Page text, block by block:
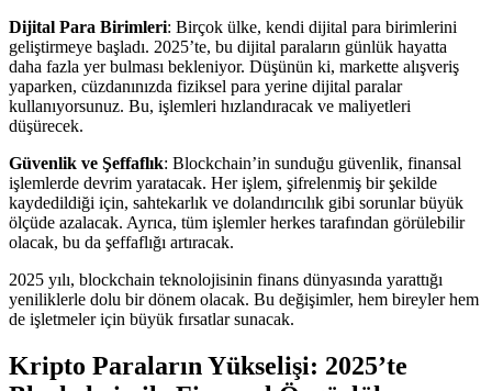
Dijital Para Birimleri: Birçok ülke, kendi dijital para birimlerini
geliştirmeye başladı. 2025’te, bu dijital paraların günlük hayatta
daha fazla yer bulması bekleniyor. Düşünün ki, markette alışveriş
yaparken, cüzdanınızda fiziksel para yerine dijital paralar
kullanıyorsunuz. Bu, işlemleri hızlandıracak ve maliyetleri
düşürecek.
Güvenlik ve Şeffaflık: Blockchain’in sunduğu güvenlik, finansal
işlemlerde devrim yaratacak. Her işlem, şifrelenmiş bir şekilde
kaydedildiği için, sahtekarlık ve dolandırıcılık gibi sorunlar büyük
ölçüde azalacak. Ayrıca, tüm işlemler herkes tarafından görülebilir
olacak, bu da şeffaflığı artıracak.
2025 yılı, blockchain teknolojisinin finans dünyasında yarattığı
yeniliklerle dolu bir dönem olacak. Bu değişimler, hem bireyler hem
de işletmeler için büyük fırsatlar sunacak.
Kripto Paraların Yükselişi: 2025’te